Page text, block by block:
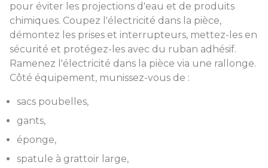
pour éviter les projections d'eau et de produits
chimiques. Coupez l'électricité dans la pièce,
démontez les prises et interrupteurs, mettez-les en
sécurité et protégez-les avec du ruban adhésif.
Ramenez l'électricité dans la pièce via une rallonge.
Côté équipement, munissez-vous de :
sacs poubelles,
gants,
éponge,
spatule à grattoir large,